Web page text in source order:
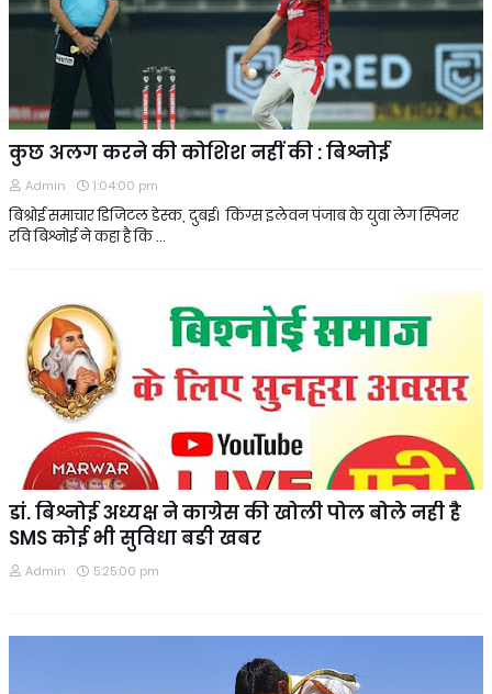
कुछ अलग करने की कोशिश नहीं की : बिश्नोई
Admin 1:04:00 pm
बिश्रोई समाचार डिजिटल डेस्क, दुबई। किंग्स इलेवन पंजाब के युवा लेग स्पिनर
रवि बिश्नोई ने कहा है कि …
डां. बिश्नोई अध्यक्ष ने काग्रेस की खोली पोल बोले नही है
SMS कोई भी सुविधा बङी खबर
Admin 5:25:00 pm